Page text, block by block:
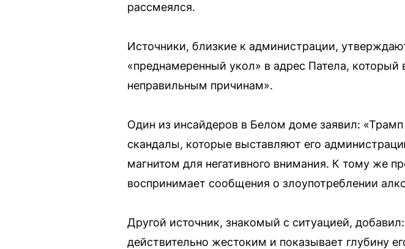
рассмеялся.
Источники, близкие к администрации,
«преднамеренный укол» в адрес Патела, который
неправильным причинам».
Один из инсайдеров в Белом доме заявил:
скандалы, которые выставляют его
магнитом для негативного внимания. К тому же
воспринимает сообщения о злоупотреблении
Другой источник, знакомый с ситуацией,
действительно жестоким и показывает глубину